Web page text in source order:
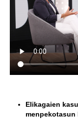
Elikagaien
menpekotasun